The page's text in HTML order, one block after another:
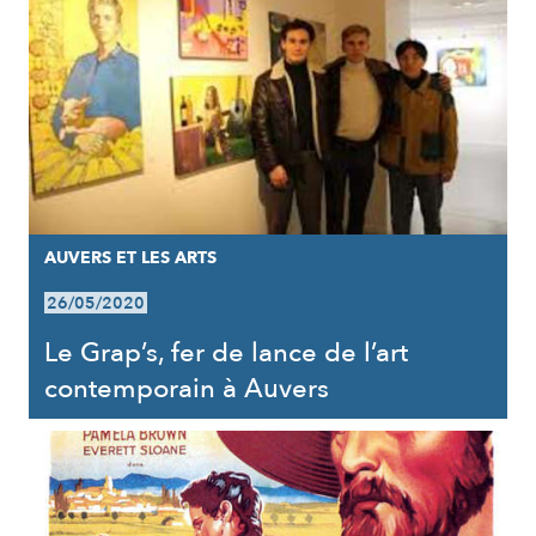
AUVERS ET LES ARTS
26/05/2020
Le Grap’s, fer de lance de l’art
contemporain à Auvers